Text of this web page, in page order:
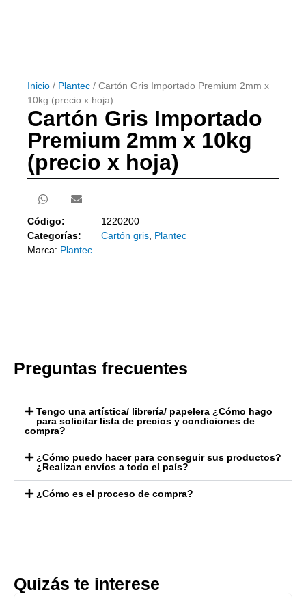
Inicio / Plantec / Cartón Gris Importado Premium 2mm x
10kg (precio x hoja)
Cartón Gris Importado
Premium 2mm x 10kg
(precio x hoja)
Código:
1220200
Categorías:
Cartón gris Plantec
Marca: Plantec
Preguntas frecuentes
Tengo una artística/ librería/ papelera ¿Cómo hago
para solicitar lista de precios y condiciones de
compra?
¿Cómo puedo hacer para conseguir sus productos?
¿Realizan envíos a todo el país?
¿Cómo es el proceso de compra?
Quizás te interese